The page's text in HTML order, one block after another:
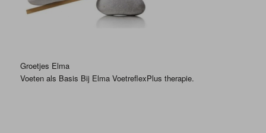
Groetjes Elma
Voeten als Basis Bij Elma VoetreflexPlus therapie.